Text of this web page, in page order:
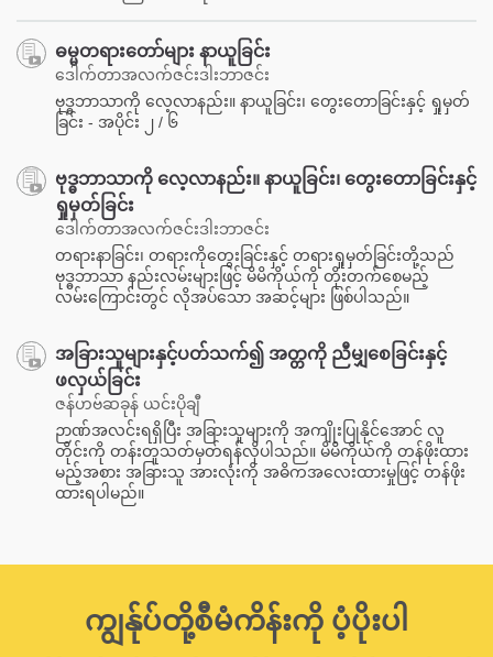
ဓမ္မတရားတော်များ နာယူခြင်း
ဒေါက်တာအလက်ဇင်းဒါးဘာဇင်း
ဗုဒ္ဓဘာသာကို လေ့လာနည်း။ နာယူခြင်း၊ တွေးတောခြင်းနှင့် ရှုမှတ်
ခြင်း - အပိုင်း ၂ / ၆
ဗုဒ္ဓဘာသာကို လေ့လာနည်း။ နာယူခြင်း၊ တွေးတောခြင်းနှင့်
ရှုမှတ်ခြင်း
ဒေါက်တာအလက်ဇင်းဒါးဘာဇင်း
တရားနာခြင်း၊ တရားကိုတွေးခြင်းနှင့် တရားရှုမှတ်ခြင်းတို့သည်
ဗုဒ္ဓဘာသာ နည်းလမ်းများဖြင့် မိမိကိုယ်ကို တိုးတက်စေမည့်
လမ်းကြောင်းတွင် လိုအပ်သော အဆင့်များ ဖြစ်ပါသည်။
အခြားသူများနှင့်ပတ်သက်၍ အတ္တကို ညီမျှစေခြင်းနှင့်
ဖလှယ်ခြင်း
ဇန်ဟဗ်ဆခုန် ယင်းပိုချီ
ဉာဏ်အလင်းရရှိပြီး အခြားသူများကို အကျိုးပြုနိုင်အောင် လူ
တိုင်းကို တန်းတူသတ်မှတ်ရန်လိုပါသည်။ မိမိကိုယ်ကို တန်ဖိုးထား
မည့်အစား အခြားသူ အားလုံးကို အဓိကအလေးထားမှုဖြင့် တန်ဖိုး
ထားရပါမည်။
ကျွန်ုပ်တို့စီမံကိန်းကို ပံ့ပိုးပါ